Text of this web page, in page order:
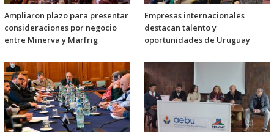
Ampliaron plazo para presentar
consideraciones por negocio
entre Minerva y Marfrig
Empresas internacionales
destacan talento y
oportunidades de Uruguay